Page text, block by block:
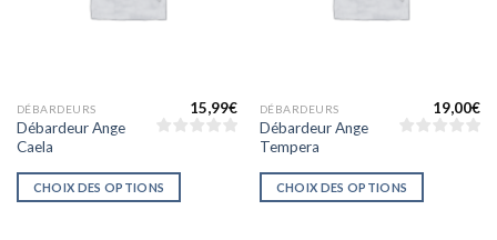
DÉBARDEURS
Débardeur Ange
Caela
15,99€
CHOIX DES OPTIONS
DÉBARDEURS
Débardeur Ange
Tempera
19,00€
CHOIX DES OPTIONS